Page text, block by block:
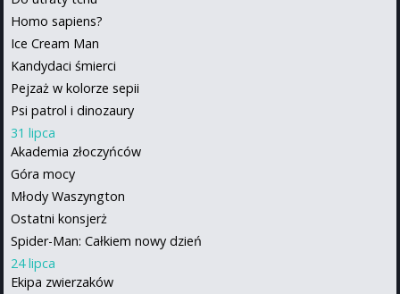
Homo sapiens?
Ice Cream Man
Kandydaci śmierci
Pejzaż w kolorze sepii
Psi patrol i dinozaury
31 lipca
Akademia złoczyńców
Góra mocy
Młody Waszyngton
Ostatni konsjerż
Spider-Man: Całkiem nowy dzień
24 lipca
Ekipa zwierzaków